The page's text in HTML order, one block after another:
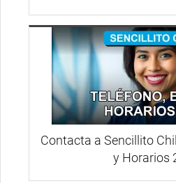
Contacta a Sencillito
y Horarios